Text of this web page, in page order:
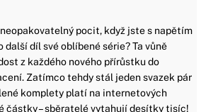
pocit, když jste s napětím
díl své oblíbené série? Ta vůně
z každého nového přírůstku do
Zatímco tehdy stál jeden svazek pár
komplety platí na internetových
částky – sběratelé vytahují desítky tisíc!